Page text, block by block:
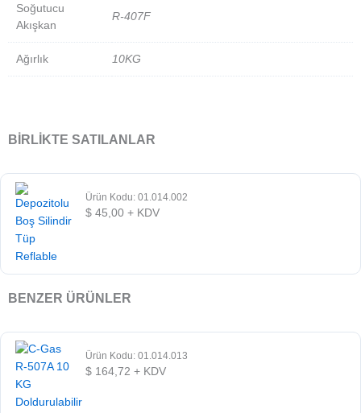
Soğutucu
Akışkan
R-407F
Ağırlık 10KG
BIRLIKTE SATILANLAR
Ürün Kodu: 01.014.002
$ 45,00 + KDV
BENZER ÜRÜNLER
Ürün Kodu: 01.014.013
$ 164,72 + KDV